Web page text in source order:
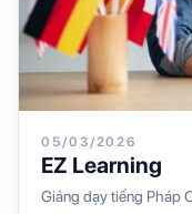
05/03/2026
EZ Learning
Giảng dạy tiếng Pháp